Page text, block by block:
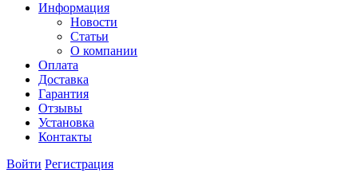
Информация
Новости
Статьи
О компании
Оплата
Доставка
Гарантия
Отзывы
Установка
Контакты
Войти Регистрация